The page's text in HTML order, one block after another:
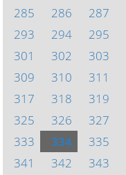
285
286 287
293
294 295
301
302 303
309
310 311
317
318 319
325
326 327
333
334 335
341
342 343